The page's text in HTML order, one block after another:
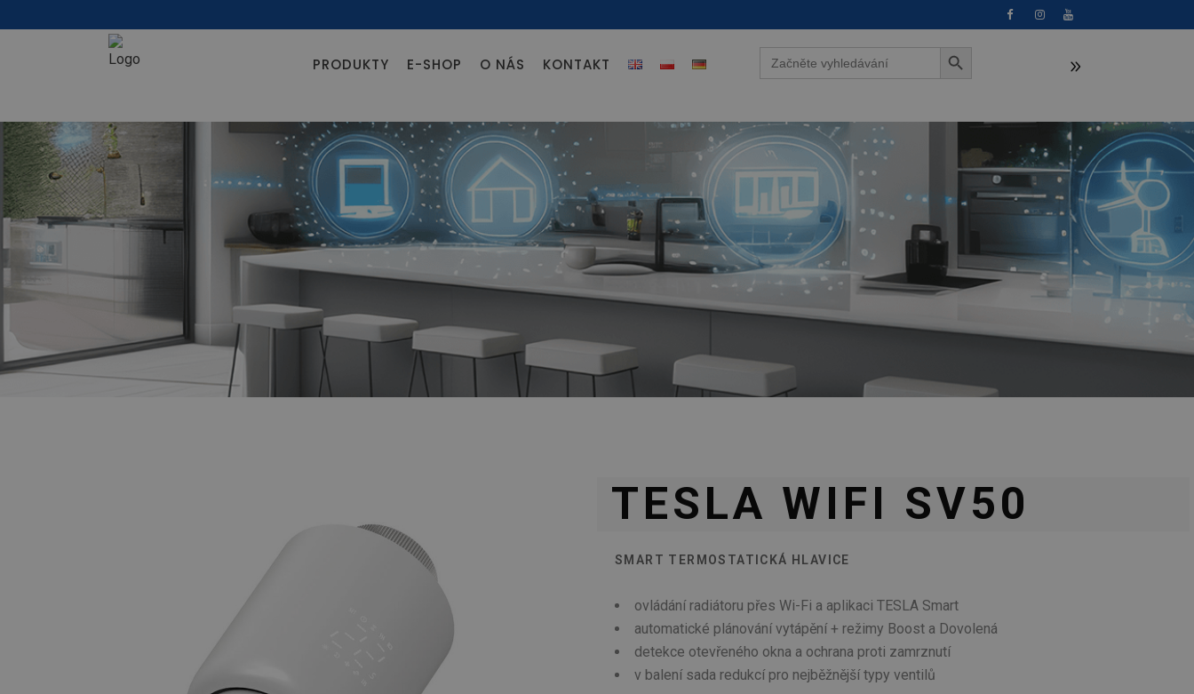
PRODUKTY E-SHOP O NÁS KONTAKT
Search
for:
Search Button
TESLA WIFI SV50
SMART TERMOSTATICKÁ HLAVICE
ovládání radiátoru přes Wi-Fi a aplikaci TESLA Smart
automatické plánování vytápění + režimy Boost a Dovolená
detekce otevřeného okna a ochrana proti zamrznutí
v balení sada redukcí pro nejběžnější typy ventilů